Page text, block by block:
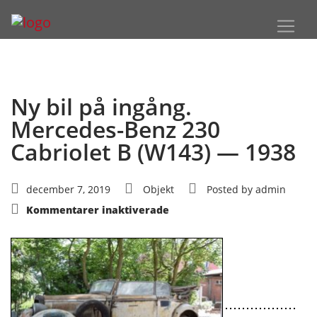
Ny bil på ingång.
Mercedes-Benz 230
Cabriolet B (W143) — 1938
december 7, 2019 Objekt Posted by admin
Kommentarer inaktiverade
på
ingång.
Mercedes-
Benz
230
Cabriolet
B
(W143)